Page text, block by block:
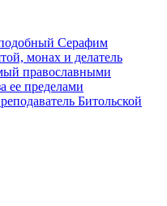
Серафим
монах и делатель
православными
ее пределами
Битольской